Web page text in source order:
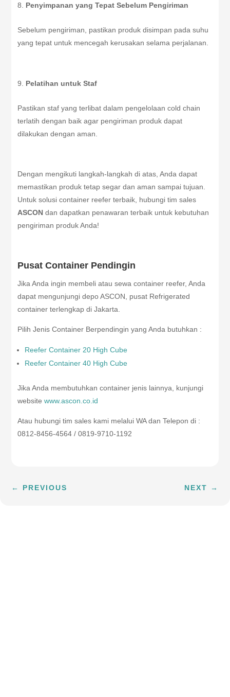
Penyimpanan yang Tepat Sebelum Pengiriman
Sebelum pengiriman, pastikan produk disimpan pada suhu
yang tepat untuk mencegah kerusakan selama perjalanan.
Pelatihan untuk Staf
Pastikan staf yang terlibat dalam pengelolaan cold chain
terlatih dengan baik agar pengiriman produk dapat
dilakukan dengan aman.
Dengan mengikuti langkah-langkah di atas, Anda dapat
memastikan produk tetap segar dan aman sampai tujuan.
Untuk solusi container reefer terbaik, hubungi tim sales
ASCON dan dapatkan penawaran terbaik untuk kebutuhan
pengiriman produk Anda!
Pusat Container Pendingin
Jika Anda ingin membeli atau sewa container reefer, Anda
dapat mengunjungi depo ASCON, pusat Refrigerated
container terlengkap di Jakarta.
Pilih Jenis Container Berpendingin yang Anda butuhkan :
Reefer Container 20 High Cube
Reefer Container 40 High Cube
Jika Anda membutuhkan container jenis lainnya, kunjungi
websitewww.ascon.co.id
Atau hubungi tim sales kami melalui WA dan Telepon di :
0812-8456-4564 / 0819-9710-1192
← PREVIOUS NEXT →